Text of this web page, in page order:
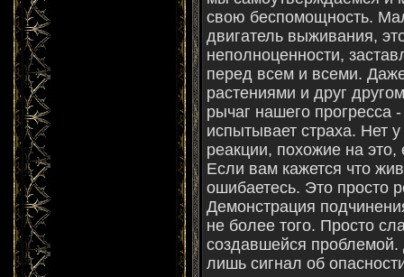
свою беспомощность.
двигатель выживания,
неполноценности,
перед всем и всеми.
растениями и друг
рычаг нашего прогресса
испытывает страха. Нет
реакции, похожие на это,
Если вам кажется что
ошибаетесь. Это просто
Демонстрация
не более того. Просто
создавшейся проблемой.
лишь сигнал об